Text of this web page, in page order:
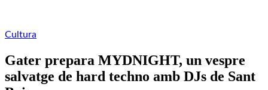
Cultura
Gater prepara MYDNIGHT, un vespre
salvatge de hard techno amb DJs de Sant